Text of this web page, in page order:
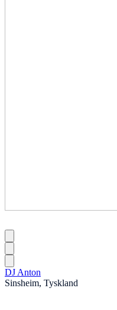
DJ Anton
Sinsheim, Tyskland